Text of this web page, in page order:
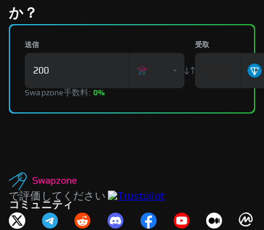
か？
送信 受取
Swapzone手数料: 0%
で評価してください
コミュニティ